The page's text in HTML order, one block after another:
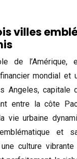
villes
de l’Amérique,
mondial et
Angeles, capitale
entre la côte
vie urbaine
et
culture